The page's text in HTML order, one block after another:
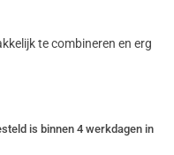
te combineren en erg
is binnen 4 werkdagen in